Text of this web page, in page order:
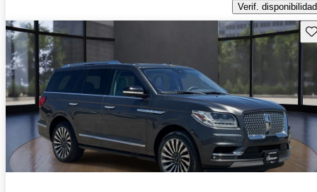
Verif. disponibilidad